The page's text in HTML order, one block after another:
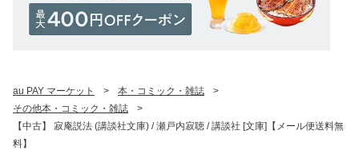
au PAY マーケット > 本・コミック・雑誌
>
その他本・コミック・雑誌
>
【中古】 寂庵説法 (講談社文庫) / 瀬戸内寂聴 / 講談社 [文庫]【メール便送料無
料】